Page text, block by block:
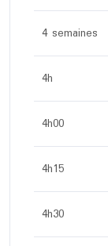
4 semaines
4h
4h00
4h15
4h30